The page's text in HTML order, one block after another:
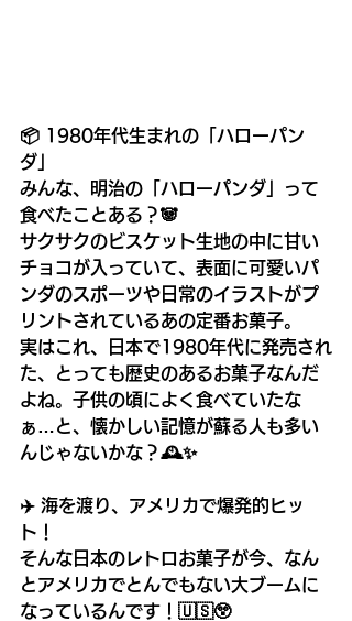
📦 1980年代生まれの「ハローパン
ダ」
みんな、明治の「ハローパンダ」って
食べたことある？🐼
サクサクのビスケット生地の中に甘い
チョコが入っていて、表面に可愛いパ
ンダのスポーツや日常のイラストがプ
リントされているあの定番お菓子。
実はこれ、日本で1980年代に発売され
た、とっても歴史のあるお菓子なんだ
よね。子供の頃によく食べていたな
ぁ…と、懐かしい記憶が蘇る人も多い
んじゃないかな？🕰️✨
✈️ 海を渡り、アメリカで爆発的ヒッ
ト！
そんな日本のレトロお菓子が今、なん
とアメリカでとんでもない大ブームに
なっているんです！🇺🇸😲